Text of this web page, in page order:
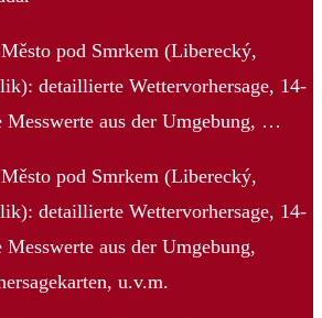
pod Smrkem (Liberecký,
detaillierte Wettervorhersage, 14-
Messwerte aus der Umgebung, …
pod Smrkem (Liberecký,
detaillierte Wettervorhersage, 14-
aus der Umgebung,
u.v.m.